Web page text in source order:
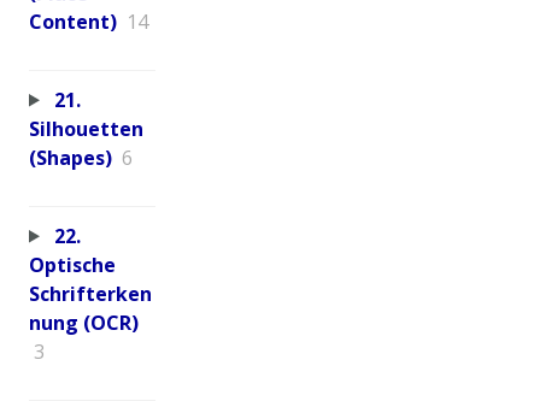
Content) 14
21.
Silhouetten
(Shapes) 6
22.
Optische
Schrifterken
nung (OCR)
3